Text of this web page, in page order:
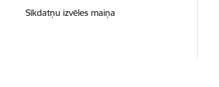
Sīkdatņu izvēles maiņa